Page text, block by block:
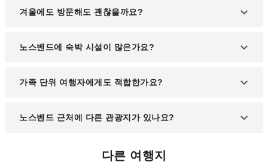
시애틀에서 출발하는 지역 버스를 통해 방문할 수 있
겨울에도 방문해도 괜찮을까요?
겨울에는 비와 눈이 자주 내리지만, 스노우 스포츠나
노스벤드에 숙박 시설이 많은가요?
규모는 크지 않지만 호텔, 모텔, 에어비앤비 등 다양
가족 단위 여행자에게도 적합한가요?
자연 체험 활동과 안전한 도시 환경 덕분에 가족 여행
노스벤드 근처에 다른 관광지가 있나요?
인근에는 스노퀄미 폭포, 마운트 시 트레일, 시애틀
등 다양한 명소가 가까워 연계 여행이 가능합니다.
다른 여행지